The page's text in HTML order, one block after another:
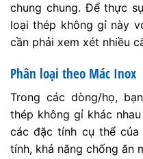
chung chung. Để thực
loại thép không gỉ này
cần phải xem xét nhiều
Phân loại theo Mác Inox
Trong các dòng/họ,
thép không gỉ khác
các đặc tính cụ thể
tính, khả năng chống ăn